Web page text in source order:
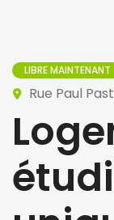
LIBRE MAINTENANT
Rue Paul